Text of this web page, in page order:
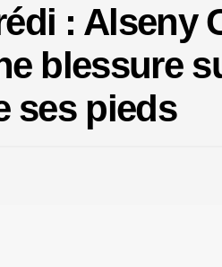
: Alseny
blessure
ses pieds